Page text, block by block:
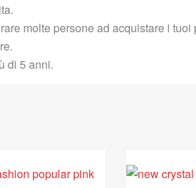
molte persone ad acquistare i tuoi
di 5 anni.